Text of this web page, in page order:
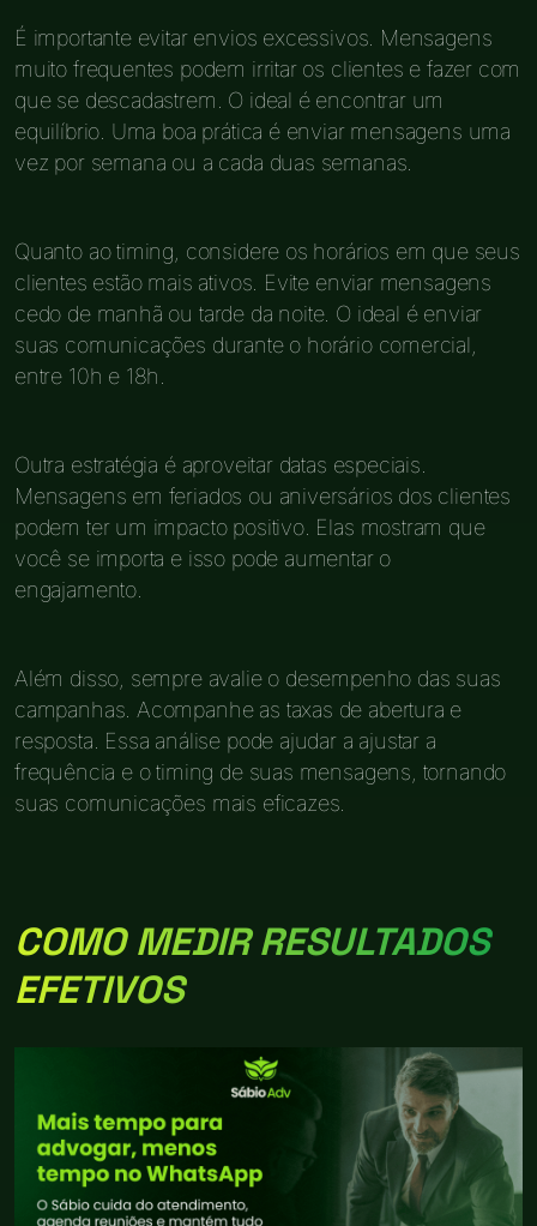
É importante evitar envios excessivos. Mensagens
muito frequentes podem irritar os clientes e fazer com
que se descadastrem. O ideal é encontrar um
equilíbrio. Uma boa prática é enviar mensagens uma
vez por semana ou a cada duas semanas.
Quanto ao timing, considere os horários em que seus
clientes estão mais ativos. Evite enviar mensagens
cedo de manhã ou tarde da noite. O ideal é enviar
suas comunicações durante o horário comercial,
entre 10h e 18h.
Outra estratégia é aproveitar datas especiais.
Mensagens em feriados ou aniversários dos clientes
podem ter um impacto positivo. Elas mostram que
você se importa e isso pode aumentar o
engajamento.
Além disso, sempre avalie o desempenho das suas
campanhas. Acompanhe as taxas de abertura e
resposta. Essa análise pode ajudar a ajustar a
frequência e o timing de suas mensagens, tornando
suas comunicações mais eficazes.
COMO MEDIR RESULTADOS
EFETIVOS